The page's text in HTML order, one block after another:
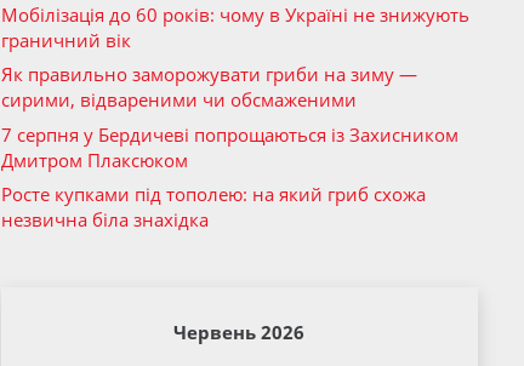
Мобілізація до 60 років: чому в Україні не знижують
граничний вік
Як правильно заморожувати гриби на зиму —
сирими, відвареними чи обсмаженими
7 серпня у Бердичеві попрощаються із Захисником
Дмитром Плаксюком
Росте купками під тополею: на який гриб схожа
незвична біла знахідка
Червень 2026